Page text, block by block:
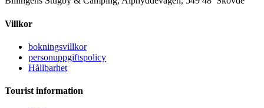
Villkor
bokningsvillkor
personuppgiftspolicy
Hållbarhet
Tourist information